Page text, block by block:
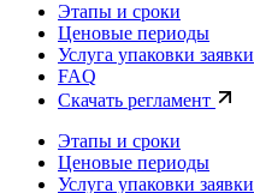
Этапы и сроки
Ценовые периоды
Услуга упаковки заявки
FAQ
Скачать регламент
Этапы и сроки
Ценовые периоды
Услуга упаковки заявки